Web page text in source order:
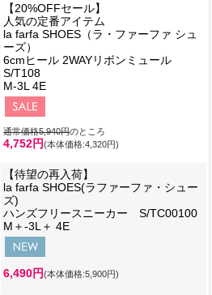
【20%OFFセール】
人気の定番アイテム
la farfa SHOES（ラ・ファーファ シュ
ーズ）
6cmヒール 2WAYリボンミュール
S/T108
M-3L 4E
通常価格5,940円のところ
4,752円(本体価格:4,320円)
【待望の再入荷】
la farfa SHOES(ラファーファ・シュー
ズ)
ハンズフリースニーカー S/TC00100
M＋-3L＋ 4E
6,490円(本体価格:5,900円)